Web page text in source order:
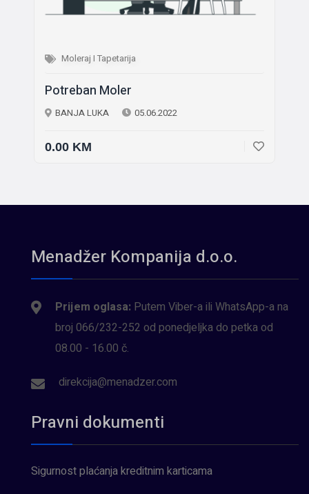
Moleraj I Tapetarija
Potreban Moler
BANJA LUKA 05.06.2022
0.00 KM
Menadžer Kompanija d.o.o.
Prijem oglasa: Putem Viber-a ili WhatsApp-a na
broj 066/232-252 od ponedjeljka do petka od
08.00 - 16.00 č.
direkcija@menadzer.com
Pravni dokumenti
Sigurnost plaćanja kreditnim karticama